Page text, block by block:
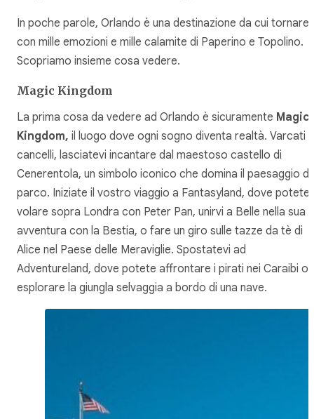
In poche parole, Orlando è una destinazione da cui tornare
con mille emozioni e mille calamite di Paperino e Topolino.
Scopriamo insieme cosa vedere.
Magic Kingdom
La prima cosa da vedere ad Orlando è sicuramente Magic
Kingdom, il luogo dove ogni sogno diventa realtà. Varcati i
cancelli, lasciatevi incantare dal maestoso castello di
Cenerentola, un simbolo iconico che domina il paesaggio
parco. Iniziate il vostro viaggio a Fantasyland, dove potete
volare sopra Londra con Peter Pan, unirvi a Belle nella sua
avventura con la Bestia, o fare un giro sulle tazze da tè di
Alice nel Paese delle Meraviglie. Spostatevi ad
Adventureland, dove potete affrontare i pirati nei Caraibi o
esplorare la giungla selvaggia a bordo di una nave.